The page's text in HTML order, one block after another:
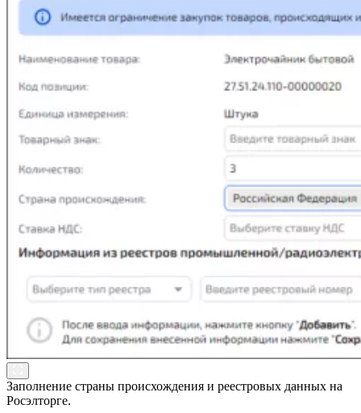
Заполнение страны происхождения и реестровых данных на
Росэлторге.